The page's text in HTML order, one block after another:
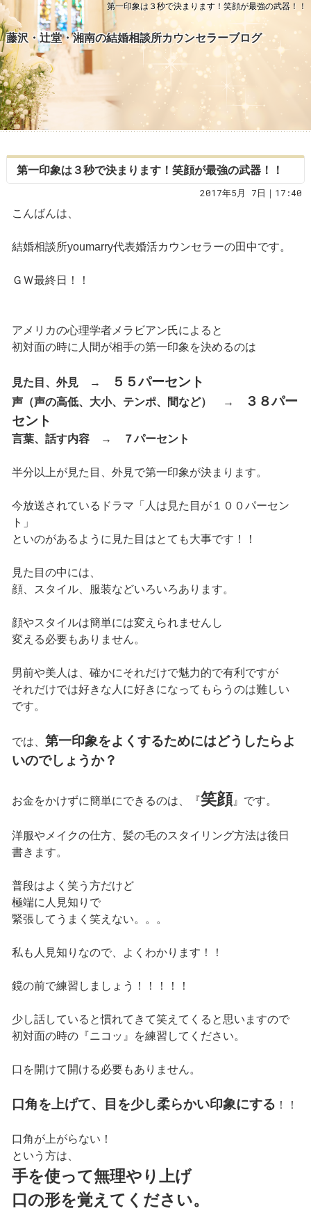
第一印象は３秒で決まります！笑顔が最強の武器！！
藤沢・辻堂・湘南の結婚相談所カウンセラーブログ
第一印象は３秒で決まります！笑顔が最強の武器！！
2017年5月 7日｜17:40
こんばんは、
結婚相談所youmarry代表婚活カウンセラーの田中です。
ＧＷ最終日！！
アメリカの心理学者メラビアン氏によると
初対面の時に人間が相手の第一印象を決めるのは
見た目、外見 → ５５パーセント
声（声の高低、大小、テンポ、間など） →
３８パー
セント
言葉、話す内容 → ７パーセント
半分以上が見た目、外見で第一印象が決まります。
今放送されているドラマ「人は見た目が１００パーセン
ト」
といのがあるように見た目はとても大事です！！
見た目の中には、
顔、スタイル、服装などいろいろあります。
顔やスタイルは簡単には変えられませんし
変える必要もありません。
男前や美人は、確かにそれだけで魅力的で有利ですが
それだけでは好きな人に好きになってもらうのは難しい
です。
では、 第一印象をよくするためにはどうしたらよ
いのでしょうか？
お金をかけずに簡単にできるのは、『笑顔 』です。
洋服やメイクの仕方、髪の毛のスタイリング方法は後日
書きます。
普段はよく笑う方だけど
極端に人見知りで
緊張してうまく笑えない。。。
私も人見知りなので、よくわかります！！
鏡の前で練習しましょう！！！！！
少し話していると慣れてきて笑えてくると思いますので
初対面の時の『ニコッ』を練習してください。
口を開けて開ける必要もありません。
口角を上げて、目を少し柔らかい印象にする ！！
口角が上がらない！
という方は、
手を使って無理やり上げ
口の形を覚えてください。